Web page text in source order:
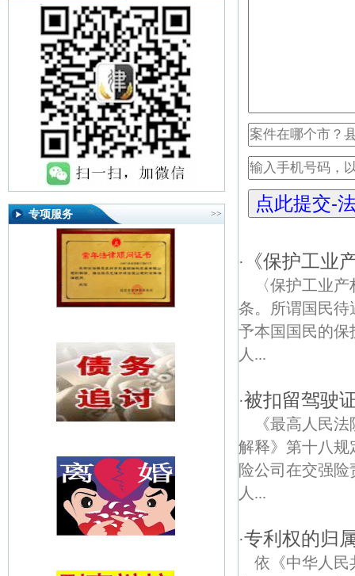
专项服务 >>
· 《保护工业
〈保护工业
条。所谓国民
予本国国民的保
人...
·被扣留驾驶
《最高人民
解释》第十八规
险公司在交强
人...
·专利权的归
依《中华人民